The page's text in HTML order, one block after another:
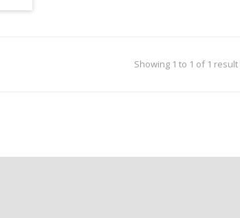
Showing 1 to 1 of 1 result